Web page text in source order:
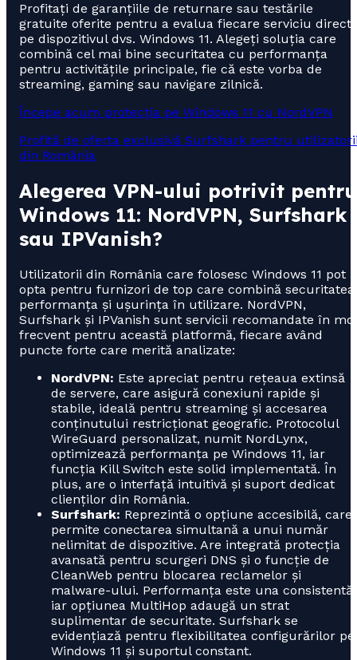
Profitați de garanțiile de returnare sau testările
gratuite oferite pentru a evalua fiecare serviciu direct
pe dispozitivul dvs. Windows 11. Alegeți soluția care
combină cel mai bine securitatea cu performanța
pentru activitățile principale, fie că este vorba de
streaming, gaming sau navigare zilnică.
Începe acum protecția pe Windows 11 cu NordVPN
Profită de oferta exclusivă Surfshark pentru
din România
Alegerea VPN-ului potrivit pentru
Windows 11: NordVPN, Surfshark
sau IPVanish?
Utilizatorii din România care folosesc Windows 11 pot
opta pentru furnizori de top care combină securitatea,
performanța și ușurința în utilizare. NordVPN,
Surfshark și IPVanish sunt servicii recomandate în
frecvent pentru această platformă, fiecare având
puncte forte care merită analizate:
NordVPN: Este apreciat pentru rețeaua extinsă
de servere, care asigură conexiuni rapide și
stabile, ideală pentru streaming și accesarea
conținutului restricționat geografic. Protocolul
WireGuard personalizat, numit NordLynx,
optimizează performanța pe Windows 11, iar
funcția Kill Switch este solid implementată. În
plus, are o interfață intuitivă și suport dedicat
clienților din România.
Surfshark: Reprezintă o opțiune accesibilă, care
permite conectarea simultană a unui număr
nelimitat de dispozitive. Are integrată protecția
avansată pentru scurgeri DNS și o funcție de
CleanWeb pentru blocarea reclamelor și
malware-ului. Performanța este una consistentă,
iar opțiunea MultiHop adaugă un strat
suplimentar de securitate. Surfshark se
evidențiază pentru flexibilitatea configurărilor pe
Windows 11 și suportul constant.